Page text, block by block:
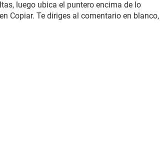
luego ubica el puntero encima de lo
Copiar. Te diriges al comentario en blanco,